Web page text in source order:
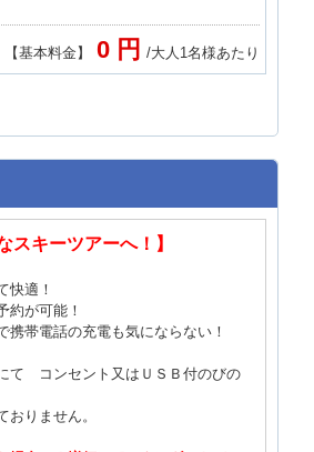
【基本料金】 0 円 /大人1名様あたり
スキーツアーへ！】
快適！
が可能！
帯電話の充電も気にならない！
て コンセント又はＵＳＢ付のびの
りません。